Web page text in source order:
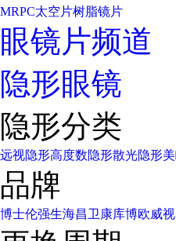
MRPC太空片树脂镜片
眼镜片频道
隐形眼镜
隐形分类
远视隐形高度数隐形散光隐形
品牌
博士伦强生海昌卫康库博欧威视